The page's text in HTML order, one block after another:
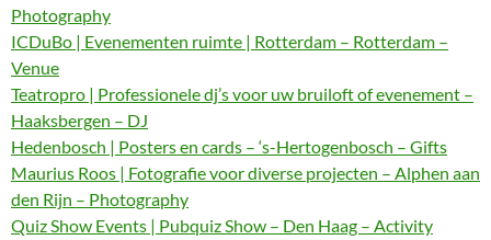
Photography
ICDuBo | Evenementen ruimte | Rotterdam – Rotterdam –
Venue
Teatropro | Professionele dj’s voor uw bruiloft of evenement –
Haaksbergen – DJ
Hedenbosch | Posters en cards – ‘s-Hertogenbosch – Gifts
Maurius Roos | Fotografie voor diverse projecten – Alphen aan
den Rijn – Photography
Quiz Show Events | Pubquiz Show – Den Haag – Activity